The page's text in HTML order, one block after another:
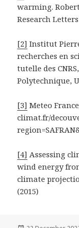
warming.
Research
[2] Institut
recherches en
tutelle des CNRS,
Polytechnique,
[3] Meteo
climat.fr/
[4] Assessing
wind energy
climate
(2015)